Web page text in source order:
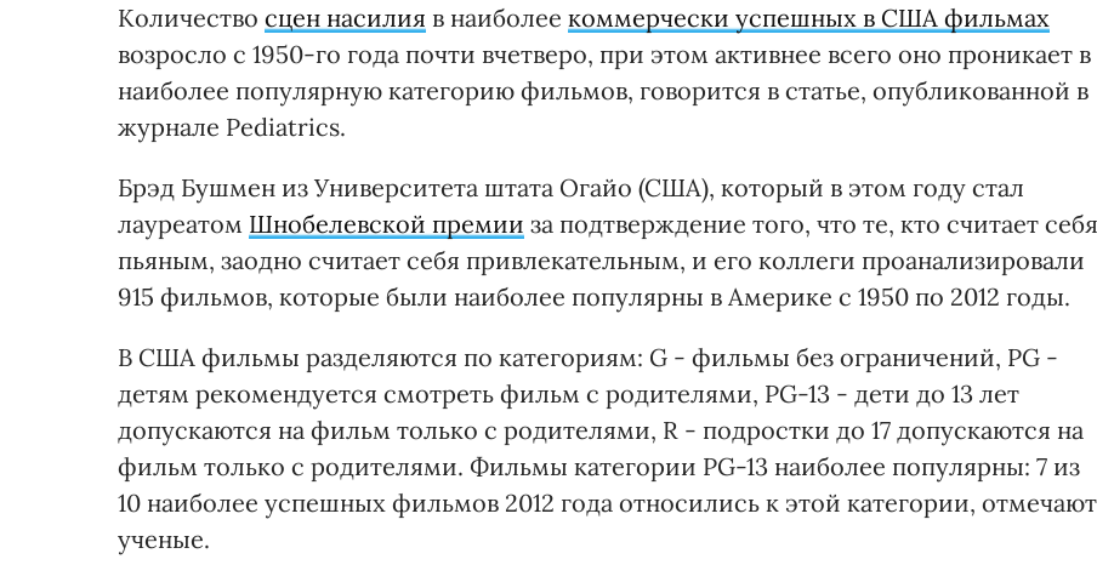
Количество сцен насилия в наиболее коммерчески успешных в США фильмах
возросло с 1950-го года почти вчетверо, при этом активнее всего оно проникает в
наиболее популярную категорию фильмов, говорится в статье, опубликованной в
журнале Pediatrics.
Брэд Бушмен из Университета штата Огайо (США), который в этом году стал
лауреатом Шнобелевской премии за подтверждение того, что те, кто считает себя
пьяным, заодно считает себя привлекательным, и его коллеги проанализировали
915 фильмов, которые были наиболее популярны в Америке с 1950 по 2012 годы.
В США фильмы разделяются по категориям: G - фильмы без ограничений, PG -
детям рекомендуется смотреть фильм с родителями, PG-13 - дети до 13 лет
допускаются на фильм только с родителями, R - подростки до 17 допускаются на
фильм только с родителями. Фильмы категории PG-13 наиболее популярны: 7 из
10 наиболее успешных фильмов 2012 года относились к этой категории, отмечают
ученые.